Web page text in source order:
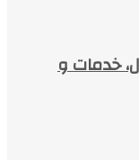
خدمات و